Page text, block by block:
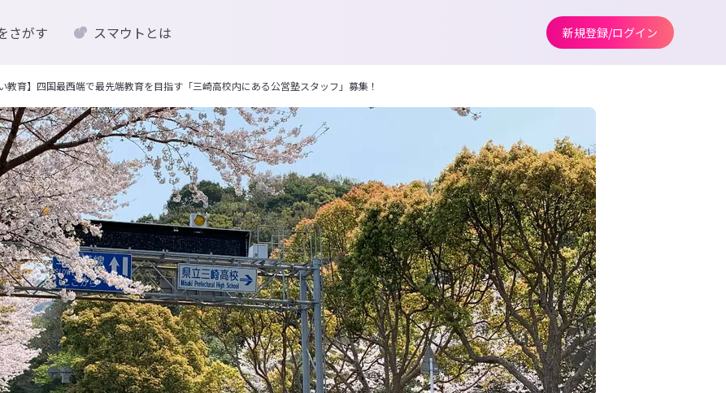
さがす スマウトとは 新規登録/ログイン
教育】四国最西端で最先端教育を目指す「三崎高校内にある公営塾スタッフ」募集！